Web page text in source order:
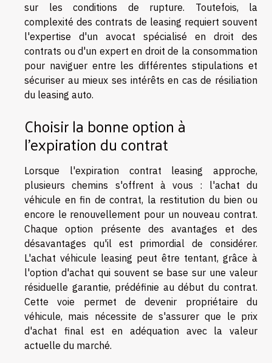
sur les conditions de rupture. Toutefois, la
complexité des contrats de leasing requiert souvent
l'expertise d'un avocat spécialisé en droit des
contrats ou d'un expert en droit de la consommation
pour naviguer entre les différentes stipulations et
sécuriser au mieux ses intérêts en cas de résiliation
du leasing auto.
Choisir la bonne option à
l'expiration du contrat
Lorsque l'expiration contrat leasing approche,
plusieurs chemins s'offrent à vous : l'achat du
véhicule en fin de contrat, la restitution du bien ou
encore le renouvellement pour un nouveau contrat.
Chaque option présente des avantages et des
désavantages qu'il est primordial de considérer.
L'achat véhicule leasing peut être tentant, grâce à
l'option d'achat qui souvent se base sur une valeur
résiduelle garantie, prédéfinie au début du contrat.
Cette voie permet de devenir propriétaire du
véhicule, mais nécessite de s'assurer que le prix
d'achat final est en adéquation avec la valeur
actuelle du marché.